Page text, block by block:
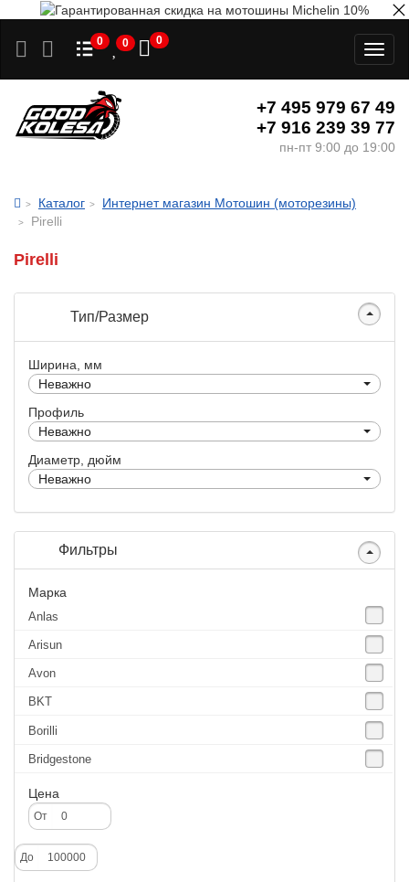
0 0 0
+7 495 979 67 49
+7 916 239 39 77
пн-пт 9:00 до 19:00
Каталог
Интернет магазин Мотошин (моторезины)
Pirelli
Pirelli
Тип/Размер
Ширина, мм
Неважно
Профиль
Неважно
Диаметр, дюйм
Неважно
Фильтры
Марка
Anlas
Arisun
Avon
BKT
Borilli
Bridgestone
Continental
CST
Deestone
Dunlop
Цена
От
До